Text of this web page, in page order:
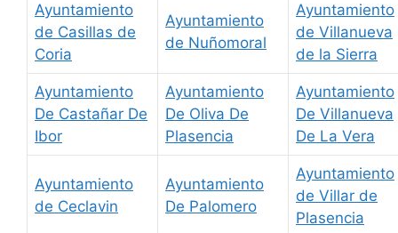
Ayuntamiento
de Casillas de
Coria
Ayuntamiento
de Nuñomoral
Ayuntamiento
de Villanueva
de la Sierra
Ayuntamiento
De Castañar De
Ibor
Ayuntamiento
De Oliva De
Plasencia
Ayuntamiento
De Villanueva
De La Vera
Ayuntamiento
de Ceclavin
Ayuntamiento
De Palomero
Ayuntamiento
de Villar de
Plasencia